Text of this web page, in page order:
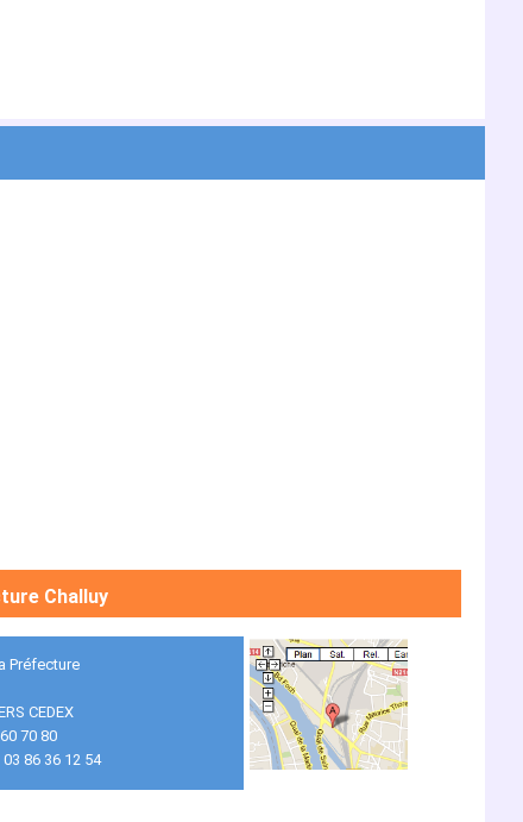
Challuy
Préfecture
CEDEX
70 80
86 36 12 54